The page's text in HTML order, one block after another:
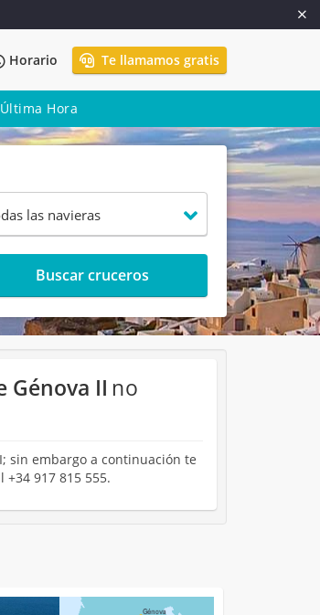
Horario Te llamamos gratis
Hora
Buscar cruceros
Génova II no
sin embargo a continuación te
917 815 555.